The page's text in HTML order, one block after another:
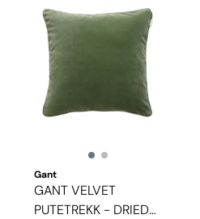
Gant
GANT VELVET
PUTETREKK - DRIED